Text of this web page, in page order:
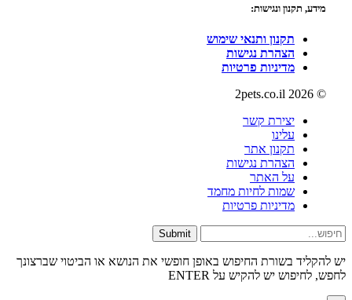
מידע, תקנון ונגישות:
תקנון ותנאי שימוש
הצהרת נגישות
מדיניות פרטיות
© 2026 2pets.co.il
יצירת קשר
עלינו
תקנון אתר
הצהרת נגישות
על האתר
שמות לחיות מחמד
מדיניות פרטיות
Submit
יש להקליד בשורת החיפוש באופן חופשי את הנושא או הביטוי שברצונך
לחפש, לחיפוש יש להקיש על ENTER